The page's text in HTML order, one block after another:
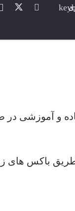
و آموزشی
طریق باکس